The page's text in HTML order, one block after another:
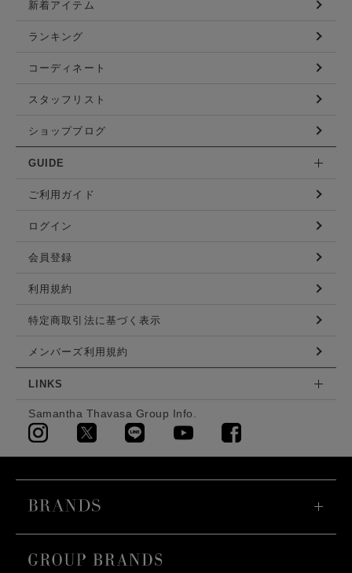
新着アイテム
ランキング
コーディネート
スタッフリスト
ショップブログ
GUIDE
ご利用ガイド
ログイン
会員登録
利用規約
特定商取引法に基づく表示
メンバーズ利用規約
LINKS
Samantha Thavasa Group Info.